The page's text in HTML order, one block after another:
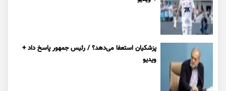
پزشکیان استعفا می‌دهد؟ / رئیس جمهور پاسخ داد +
ویدیو